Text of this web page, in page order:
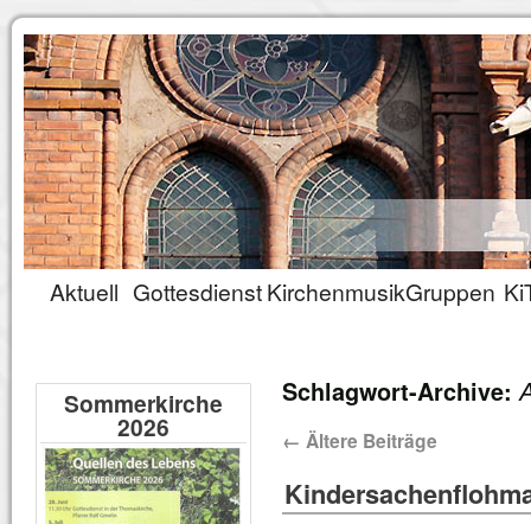
Aktuell GottesdienstKirchenmusikGruppen
Schlagwort-Archive:
← Ältere Beiträge
Sommerkirche
2026